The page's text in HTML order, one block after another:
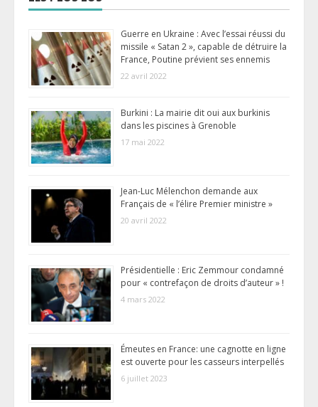
Guerre en Ukraine : Avec l’essai réussi du
missile « Satan 2 », capable de détruire la
France, Poutine prévient ses ennemis
22 avril 2022
Burkini : La mairie dit oui aux burkinis
dans les piscines à Grenoble
17 mai 2022
Jean-Luc Mélenchon demande aux
Français de « l’élire Premier ministre »
20 avril 2022
Présidentielle : Eric Zemmour condamné
pour « contrefaçon de droits d’auteur » !
4 mars 2022
Émeutes en France: une cagnotte en ligne
est ouverte pour les casseurs interpellés
6 juillet 2023